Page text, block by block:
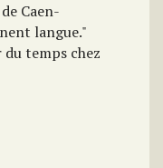
Caen-
langue."
temps chez